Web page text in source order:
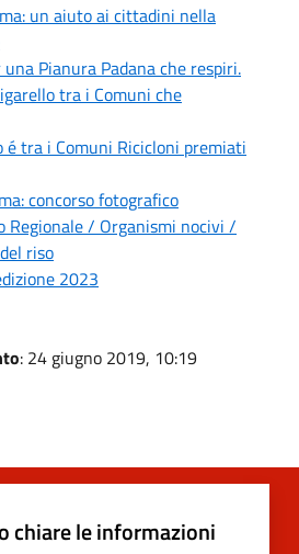
un aiuto ai cittadini nella
Pianura Padana che respiri.
tra i Comuni che
é tra i Comuni Ricicloni premiati
concorso fotografico
Regionale / Organismi nocivi /
riso
2023
: 24 giugno 2019, 10:19
chiare le informazioni